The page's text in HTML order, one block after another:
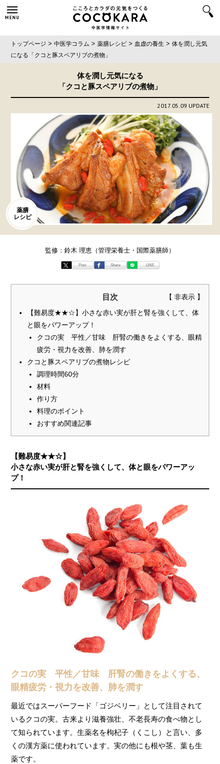
MENU
トップページ >中医学コラム >薬膳レシピ > 血虚の養生 >体を潤し元気
になる 「クコと豚スペアリブの煮物」
薬膳
レシピ
体を潤し元気になる
「クコと豚スペアリブの煮物」
2017.05.09 UPDATE
監修：鈴木 理恵（管理栄養士・国際薬膳師）
Post Share LINE
目次
【難易度★★☆】小さな赤い実が肝と腎を強くして、体
と眼をパワーアップ！
クコの実 平性／甘味 肝腎の働きをよくする、眼精
疲労・視力を改善、肺を潤す
クコと豚スペアリブの煮物レシピ
調理時間60分
材料
作り方
料理のポイント
おすすめ関連記事
【難易度★★☆】
小さな赤い実が肝と腎を強くして、体と眼をパワーアッ
プ！
クコの実 平性／甘味 肝腎の働きをよくする、
眼精疲労・視力を改善、肺を潤す
最近ではスーパーフード「ゴジベリー」として注目されて
いるクコの実。古来より滋養強壮、不老長寿の食べ物とし
て知られています。生薬名を枸杞子（くこし）と言い、多
くの漢方薬に使われています。実の他にも根や茎、葉も生
薬です。